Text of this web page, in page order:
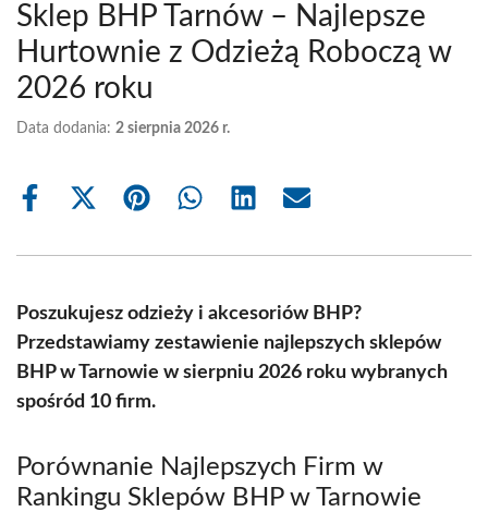
Sklep BHP Tarnów – Najlepsze
Hurtownie z Odzieżą Roboczą w
2026 roku
Data dodania: 2 sierpnia 2026 r.
Share
Share
(Twitter)
Share Share Share Share
Poszukujesz odzieży i akcesoriów BHP?
Przedstawiamy zestawienie najlepszych sklepów
BHP w Tarnowie w sierpniu 2026 roku wybranych
spośród 10 firm.
Porównanie Najlepszych Firm w
Rankingu Sklepów BHP w Tarnowie